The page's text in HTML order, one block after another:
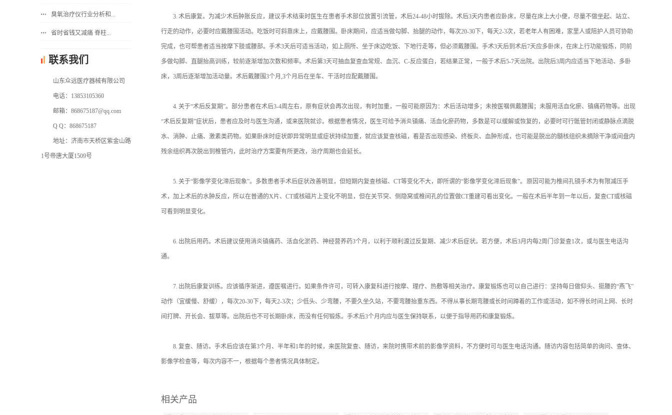
臭氧治疗仪行业分析和...
省时省钱又减痛 脊柱...
联系我们
山东众远医疗器械有限公司
电话：13853105360
邮箱：868675187@qq.com
Q Q：868675187
地址：济南市天桥区紫金山路
1号帝唐大厦1509号
3. 术后康复。为减少术后肿胀反应，建议手术结束时医生在患者手术部位放置引流管，术后24-48小时拔除。术后3天内患者应卧床，尽量在床上大小便，尽量不做坐起、站立、
行走的动作，必要时应戴腰围活动。吃饭时可斜靠床上，应戴腰围。卧床期间，应适当做勾脚、抬腿的动作，每次20-30下，每天2-3次，若老年人有困难，家里人或陪护人员可协助
完成，也可帮患者适当按摩下肢或腰部。手术3天后可适当活动，如上厕所、坐于床边吃饭、下地行走等，但必须戴腰围。手术3天后到术后7天应多卧床，在床上行功能锻炼，同前
多做勾脚、直腿抬高训练，较前逐渐增加次数和频率。术后第3天可抽血复查血常规、血沉、C-反应蛋白，若结果正常，一般于术后5-7天出院。出院后3周内应适当下地活动、多卧
床，3周后逐渐增加活动量。术后戴腰围3个月,3个月后在坐车、干活时应配戴腰围。
4. 关于“术后反复期”。部分患者在术后3-4周左右，原有症状会再次出现，有时加重，一般可能原因为：术后活动增多；未按医嘱佩戴腰围；未服用活血化瘀、镇痛药物等。出现
“术后反复期”症状后，患者应及时与医生沟通，或来医院就诊。根据患者情况，医生可给予消炎镇痛、活血化瘀药物，多数是可以缓解或恢复的，必要时可行骶管封闭或静脉点滴脱
水、消肿、止痛、激素类药物。如果卧床时症状即异常明显或症状持续加重，就应该复查核磁，看是否出现感染、终板炎、血肿形成，也可能是脱出的髓核组织未摘除干净或间盘内
残余组织再次脱出到椎管内，此时治疗方案要有所更改，治疗周期也会延长。
5. 关于“影像学变化滞后现象”。多数患者手术后症状改善明显，但短期内复查核磁、CT等变化不大，即所谓的“影像学变化滞后现象”。 原因可能为椎间孔镜手术为有限减压手
术，加上术后的水肿反应，所以在普通的X片、CT或核磁片上变化不明显，但在关节突、侧隐窝或椎间孔的位置做CT重建可看出变化。一般在术后半年到一年以后，复查CT或核磁
可看到明显变化。
6. 出院后用药。术后建议使用消炎镇痛药、活血化淤药、神经营养药3个月，以利于顺利渡过反复期、减少术后症状。若方便，术后3月内每2周门诊复查1次，或与医生电话沟
通。
7. 出院后康复训练。应该循序渐进，遵医嘱进行。如果条件许可，可转入康复科进行按摩、理疗、热敷等相关治疗。康复锻炼也可以自己进行：坚持每日做仰头、挺腰的“燕飞”
动作（宜缓慢、舒缓），每次20-30下，每天2-3次；少低头、少弯腰，不要久坐久站，不要弯腰抬重东西。不得从事长期弯腰或长时间蹲着的工作或活动，如不得长时间上网、长时
间打牌、开长会、拔草等。出院后也不可长期卧床，而没有任何锻炼。手术后3个月内应与医生保持联系，以便于指导用药和康复锻炼。
8. 复查、随访。手术后应该在第3个月、半年和1年的时候，来医院复查、随访，来院时携带术前的影像学资料，不方便时可与医生电话沟通。随访内容包括简单的询问、查体、
影像学检查等，每次内容不一，根据每个患者情况具体制定。
相关产品